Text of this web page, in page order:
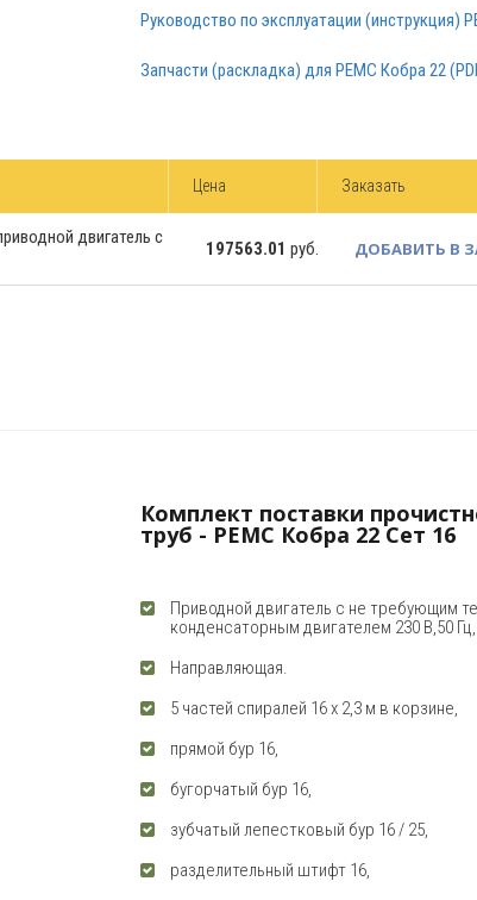
Руководство по эксплуатации (инструкция)
Запчасти (раскладка) для РЕМС Кобра 22
Цена Заказать
двигатель с
197563.01 руб. ДОБАВИТЬ В
Комплект поставки
труб - РЕМС Кобра 22 Сет 16
Приводной двигатель с не требующим
конденсаторным двигателем 230 В,50
Направляющая.
5 частей спиралей 16 x 2,3 м в корзине,
прямой бур 16,
бугорчатый бур 16,
зубчатый лепестковый бур 16 / 25,
разделительный штифт 16,